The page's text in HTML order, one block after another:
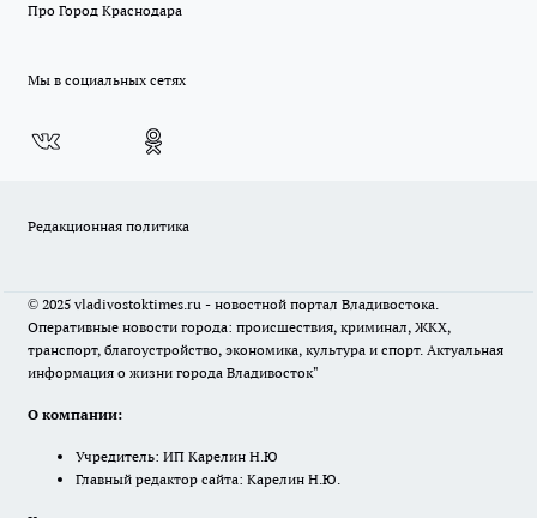
Про Город Краснодара
Мы в социальных сетях
Редакционная политика
© 2025 vladivostoktimes.ru - новостной портал Владивостока.
Оперативные новости города: происшествия, криминал, ЖКХ,
транспорт, благоустройство, экономика, культура и спорт. Актуальная
информация о жизни города Владивосток"
О компании:
Учредитель: ИП Карелин Н.Ю
Главный редактор сайта: Карелин Н.Ю.